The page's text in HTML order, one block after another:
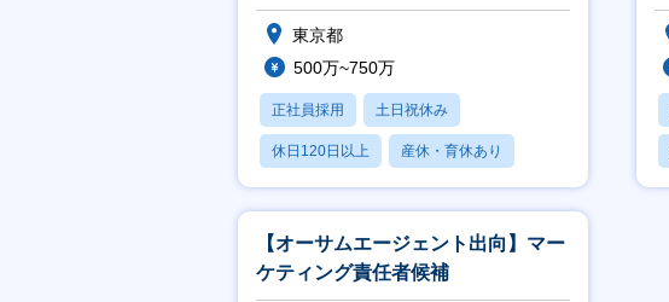
(メンバー～リーダー候補)
東京都
500万~750万
正社員採用 土日祝休み
休日120日以上 産休・育休あり
転勤なし
【オーサムエージェント出向】マー
ケティング責任者候補